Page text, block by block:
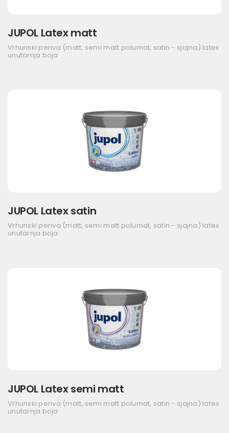
JUPOL Latex matt
Vrhunski periva (matt, semi matt polumat, satin - sjajna) latex
unutarnja boja
JUPOL Latex satin
Vrhunski periva (matt, semi matt polumat, satin - sjajna) latex
unutarnja boja
JUPOL Latex semi matt
Vrhunski periva (matt, semi matt polumat, satin - sjajna) latex
unutarnja boja